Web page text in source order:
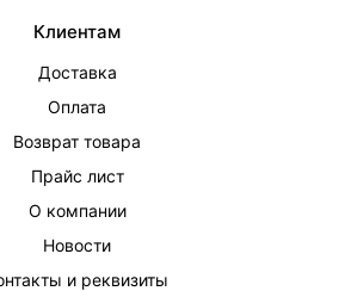
Клиентам
Доставка
Оплата
Возврат товара
Прайс лист
О компании
Новости
и реквизиты